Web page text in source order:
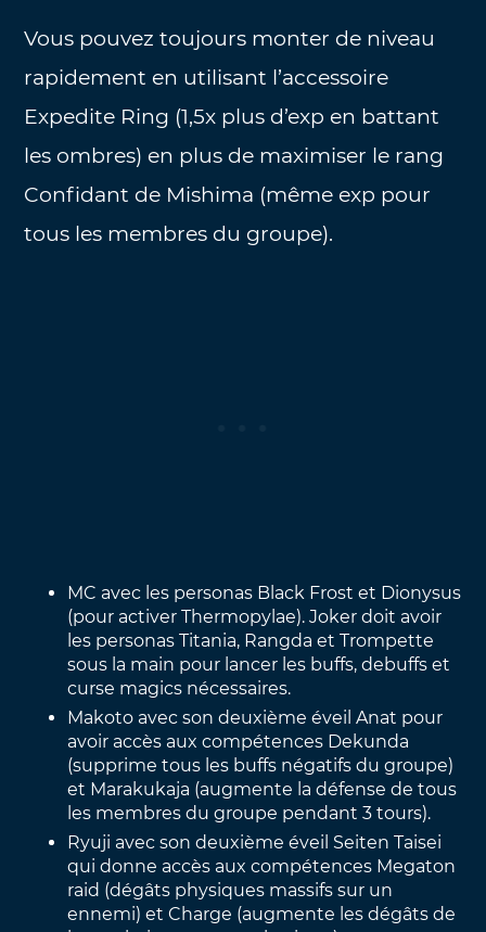
Vous pouvez toujours monter de niveau
rapidement en utilisant l’accessoire
Expedite Ring (1,5x plus d’exp en battant
les ombres) en plus de maximiser le rang
Confidant de Mishima (même exp pour
tous les membres du groupe).
MC avec les personas Black Frost et Dionysus
(pour activer Thermopylae). Joker doit avoir
les personas Titania, Rangda et Trompette
sous la main pour lancer les buffs, debuffs et
curse magics nécessaires.
Makoto avec son deuxième éveil Anat pour
avoir accès aux compétences Dekunda
(supprime tous les buffs négatifs du groupe)
et Marakukaja (augmente la défense de tous
les membres du groupe pendant 3 tours).
Ryuji avec son deuxième éveil Seiten Taisei
qui donne accès aux compétences Megaton
raid (dégâts physiques massifs sur un
ennemi) et Charge (augmente les dégâts de